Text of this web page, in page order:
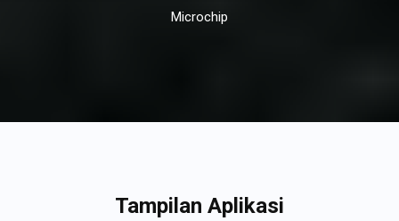
Microchip
Tampilan Aplikasi